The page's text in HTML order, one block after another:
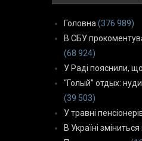
Головна (376 989)
В СБУ
(68 924)
У Раді пояснили, що
“Голый” отдых:
(39 503)
У травні
В Україні